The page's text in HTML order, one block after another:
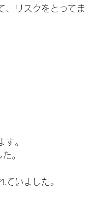
、リスクをとってま
す。
。
いました。